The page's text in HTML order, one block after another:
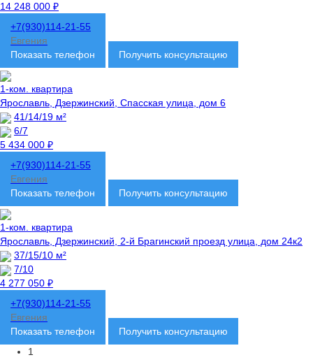
14 248 000 ₽
+7(930)114-21-55
Евгения
Показать телефон
Получить консультацию
1-ком. квартира
Ярославль, Дзержинский, Спасская улица, дом 6
41/14/19 м²
6/7
5 434 000 ₽
+7(930)114-21-55
Евгения
Показать телефон
Получить консультацию
1-ком. квартира
Ярославль, Дзержинский, 2-й Брагинский проезд улица, дом 24к2
37/15/10 м²
7/10
4 277 050 ₽
+7(930)114-21-55
Евгения
Показать телефон
Получить консультацию
1